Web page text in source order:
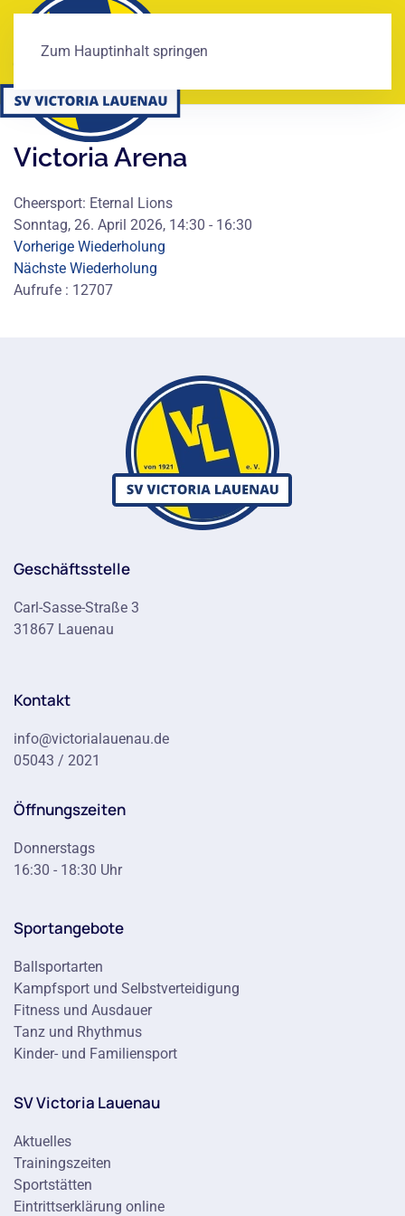
Zum Hauptinhalt springen
Victoria Arena
Cheersport: Eternal Lions
Sonntag, 26. April 2026, 14:30 - 16:30
Vorherige Wiederholung
Nächste Wiederholung
Aufrufe : 12707
Geschäftsstelle
Carl-Sasse-Straße 3
31867 Lauenau
Kontakt
info@victorialauenau.de
05043 / 2021
Öffnungszeiten
Donnerstags
16:30 - 18:30 Uhr
Sportangebote
Ballsportarten
Kampfsport und Selbstverteidigung
Fitness und Ausdauer
Tanz und Rhythmus
Kinder- und Familiensport
SV Victoria Lauenau
Aktuelles
Trainingszeiten
Sportstätten
Eintrittserklärung online